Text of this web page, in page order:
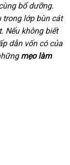
bổ dưỡng.
trong lớp bùn cát
Nếu không biết
dẫn vốn có của
mẹo làm